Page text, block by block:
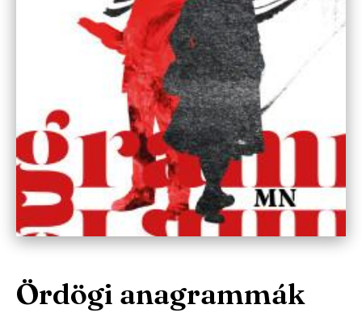
Ördögi anagrammák